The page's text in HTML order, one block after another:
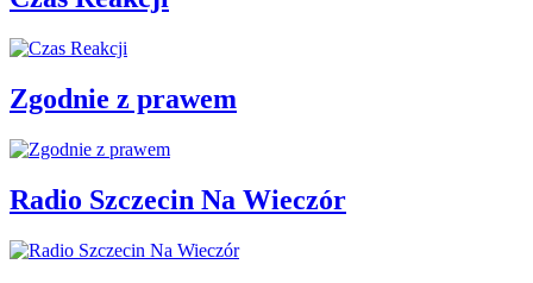
Zgodnie z prawem
Radio Szczecin Na Wieczór